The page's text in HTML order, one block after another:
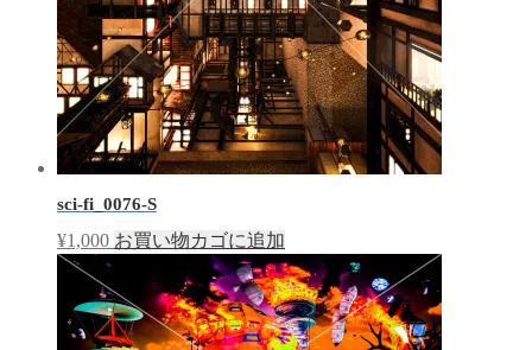
sci-fi_0076-S
¥1,000 お買い物カゴに追加